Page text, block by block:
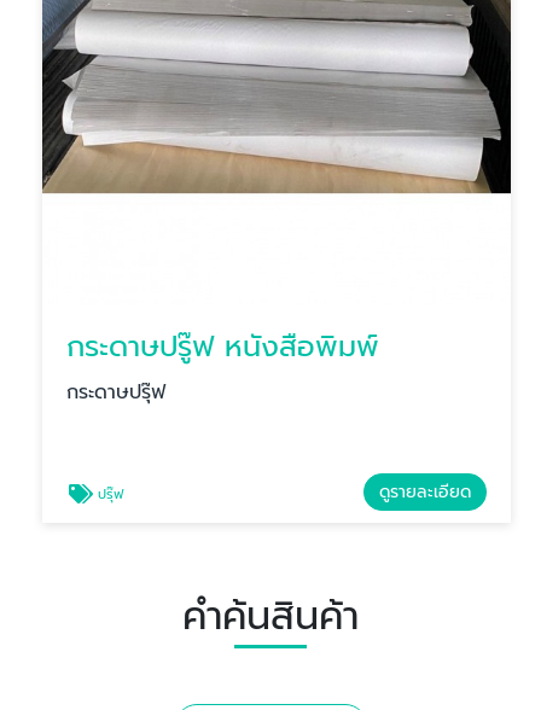
กระดาษปรู๊ฟ หนังสือพิมพ์
กระดาษปรุ๊ฟ
ปรุ๊ฟ ดูรายละเอียด
คำค้นสินค้า